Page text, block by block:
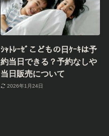
ｼｬﾄﾚｰｾﾞこどもの日ｹｰｷは予
約当日できる？予約なしや
当日販売について
2026年1月24日